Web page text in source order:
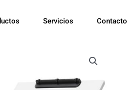
Servicios Contacto